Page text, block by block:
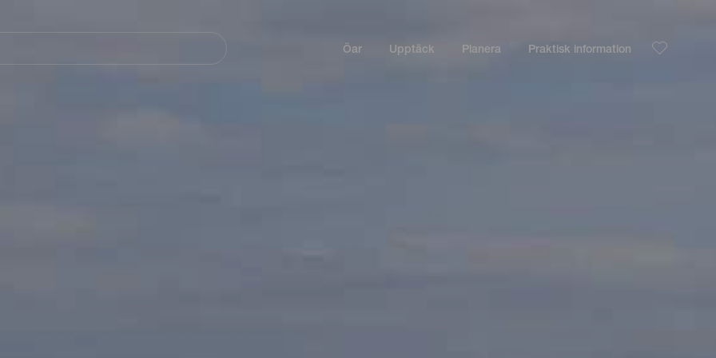
Öar Upptäck Planera Praktisk information